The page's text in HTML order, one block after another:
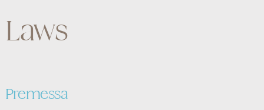
Laws
Premessa